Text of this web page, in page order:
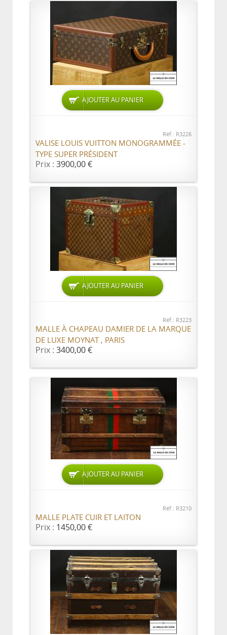
AJOUTER AU PANIER
Réf.: R3226
VALISE LOUIS VUITTON MONOGRAMMÉE -
TYPE SUPER PRÉSIDENT
Prix : 3900,00 €
AJOUTER AU PANIER
Réf.: R3223
MALLE À CHAPEAU DAMIER DE LA MARQUE
DE LUXE MOYNAT , PARIS
Prix : 3400,00 €
AJOUTER AU PANIER
Réf.: R3210
MALLE PLATE CUIR ET LAITON
Prix : 1450,00 €